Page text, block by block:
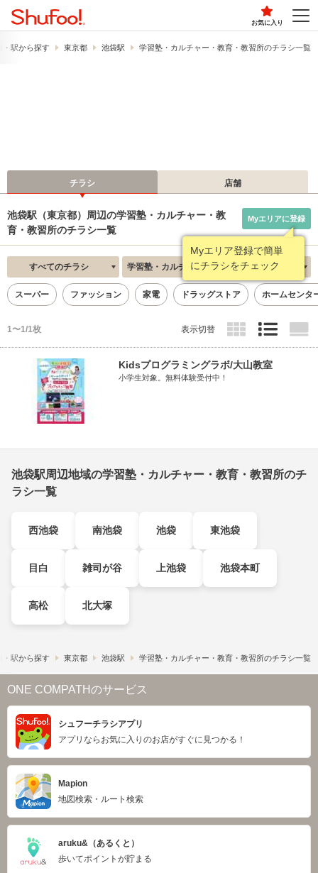
お気に入り
・駅から探す 東京都 池袋駅 学習塾・カルチャー・教育・教習所のチラシ一覧
チラシ 店舗
池袋駅（東京都）周辺の学習塾・カルチャー・教
育・教習所のチラシ一覧
Myエリア登録で簡単
にチラシをチェック
Myエリアに登録
すべてのチラシ 学習塾・カルチャー・教育・教習所 新着順
スーパー ファッション 家電 ドラッグストア ホームセンタ
1〜1/1枚 表示切替
Kidsプログラミングラボ/大山教室
小学生対象。無料体験受付中！
池袋駅周辺地域の学習塾・カルチャー・教育・教習所のチ
ラシ一覧
西池袋 南池袋 池袋 東池袋
目白 雑司が谷 上池袋 池袋本町
高松 北大塚
・駅から探す 東京都 池袋駅 学習塾・カルチャー・教育・教習所のチラシ一覧
ONE COMPATHのサービス
シュフーチラシアプリ
アプリならお気に入りのお店がすぐに見つかる！
Mapion
地図検索・ルート検索
aruku&（あるくと）
歩いてポイントが貯まる